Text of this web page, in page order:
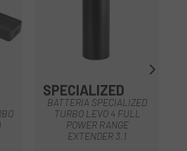
SPECIALIZED
BATTERIA SPECIALIZED
TURBO LEVO 4 FULL
POWER RANGE
EXTENDER 3.1